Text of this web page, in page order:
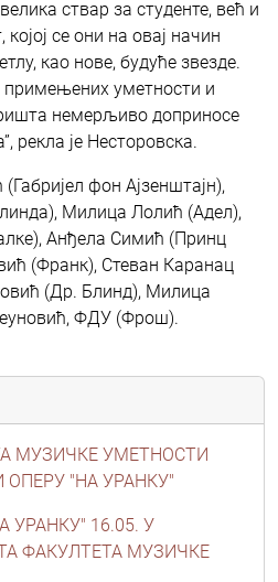
ствар за студенте, већ и
се они на овај начин
као нове, будуће звезде.
уметности и
немерљиво доприносе
рекла је Несторовска.
фон Ајзенштајн),
Милица Лолић (Адел),
Анђела Симић (Принц
(Франк), Стеван Каранац
(Др. Блинд), Милица
ФДУ (Фрош).
МУЗИЧКЕ УМЕТНОСТИ
"НА УРАНКУ"
УРАНКУ" 16.05. У
ФАКУЛТЕТА МУЗИЧКЕ